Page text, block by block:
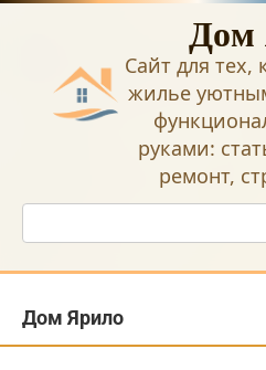
Перейти
Дом
Сайт для тех,
жилье
руками:
ремонт,
Поиск:
Дом Ярило